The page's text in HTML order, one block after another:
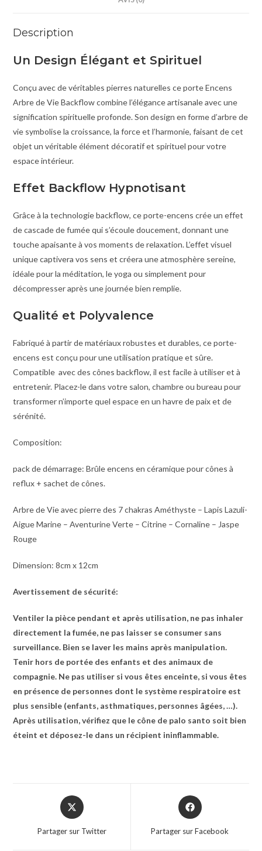
Description
Un Design Élégant et Spirituel
Conçu avec de véritables pierres naturelles ce porte Encens
Arbre de Vie Backflow combine l’élégance artisanale avec une
signification spirituelle profonde. Son design en forme d’arbre de
vie symbolise la croissance, la force et l’harmonie, faisant de cet
objet un véritable élément décoratif et spirituel pour votre
espace intérieur.
Effet Backflow Hypnotisant
Grâce à la technologie backflow, ce porte-encens crée un effet
de cascade de fumée qui s’écoule doucement, donnant une
touche apaisante à vos moments de relaxation. L’effet visuel
unique captivera vos sens et créera une atmosphère sereine,
idéale pour la méditation, le yoga ou simplement pour
décompresser après une journée bien remplie.
Qualité et Polyvalence
Fabriqué à partir de matériaux robustes et durables, ce porte-
encens est conçu pour une utilisation pratique et sûre.
Compatible avec des cônes backflow, il est facile à utiliser et à
entretenir. Placez-le dans votre salon, chambre ou bureau pour
transformer n’importe quel espace en un havre de paix et de
sérénité.
Composition:
pack de démarrage: Brûle encens en céramique pour cônes à
reflux + sachet de cônes.
Arbre de Vie avec pierre des 7 chakras Améthyste – Lapis Lazuli-
Aigue Marine – Aventurine Verte – Citrine – Cornaline – Jaspe
Rouge
Dimension: 8cm x 12cm
Avertissement de sécurité:
Ventiler la pièce pendant et après utilisation, ne pas inhaler
directement la fumée, ne pas laisser se consumer sans
surveillance. Bien se laver les mains après manipulation.
Tenir hors de portée des enfants et des animaux de
compagnie. Ne pas utiliser si vous êtes enceinte, si vous êtes
en présence de personnes dont le système respiratoire est
plus sensible (enfants, asthmatiques, personnes âgées, …).
Après utilisation, vérifiez que le cône de palo santo soit bien
éteint et déposez-le dans un récipient ininflammable.
Partager sur Twitter Partager sur Facebook